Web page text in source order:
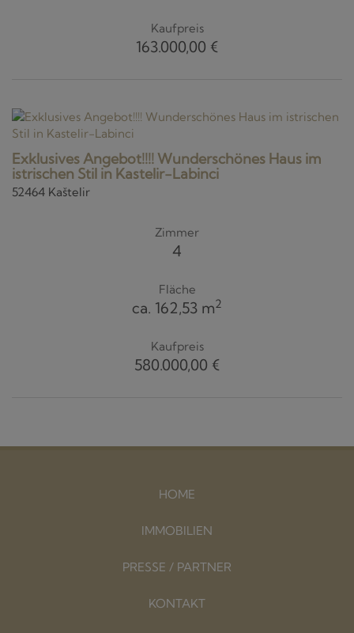
Kaufpreis
163.000,00 €
Exklusives Angebot!!!! Wunderschönes Haus im
istrischen Stil in Kastelir-Labinci
52464 Kaštelir
Zimmer
4
Fläche
ca. 162,53 m2
Kaufpreis
580.000,00 €
HOME
IMMOBILIEN
PRESSE / PARTNER
KONTAKT